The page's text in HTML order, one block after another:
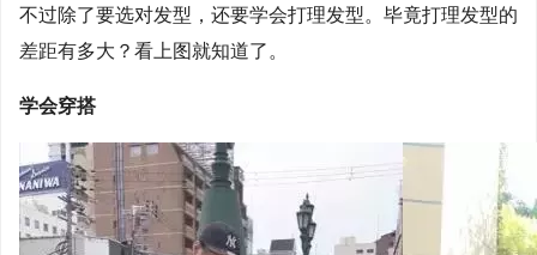
不过除了要选对发型，还要学会打理发型。毕竟打理发型的
差距有多大？看上图就知道了。
学会穿搭